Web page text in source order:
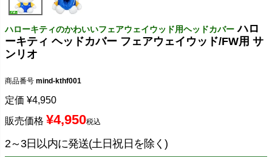
ハローキティのかわいいフェアウェイウッド用ヘッドカバー ハロ
ーキティ ヘッドカバー フェアウェイウッド/FW用 サ
ンリオ
商品番号 mind-kthf001
定価 ¥4,950
販売価格 ¥4,950税込
2～3日以内に発送(土日祝日を除く)